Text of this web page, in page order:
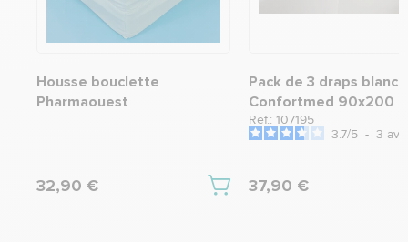
Housse bouclette
Pharmaouest
32,90 €
Pack de 3 draps blanc
Confortmed 90x200
Ref.: 107195
3.7/5 - 3 avis
37,90 €